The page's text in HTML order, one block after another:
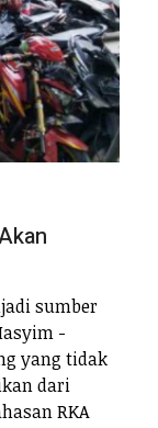
sumber
-
yang tidak
dari
RKA